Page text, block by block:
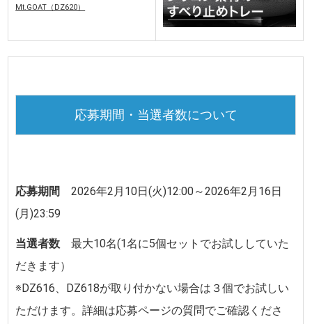
Mt.GOAT（DZ620）
応募期間・当選者数について
応募期間
2026年2月10日(火)12:00～2026年2月16日
(月)23:59
当選者数 最大10名(1名に5個セットでお試ししていた
だきます）
※DZ616、DZ618が取り付かない場合は３個でお試しい
ただけます。詳細は応募ページの質問でご確認くださ